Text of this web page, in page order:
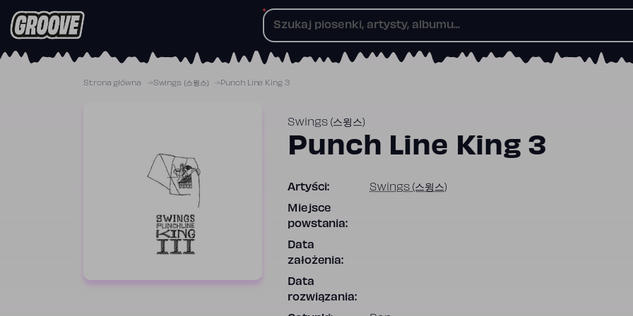
Przejdź
do
treści
Strona główna Swings (스윙스) Punch Line King 3
Swings (스윙스)
Punch Line King 3
Artyści: Swings (스윙스)
Miejsce
powstania:
Data
założenia:
Data
rozwiązania: